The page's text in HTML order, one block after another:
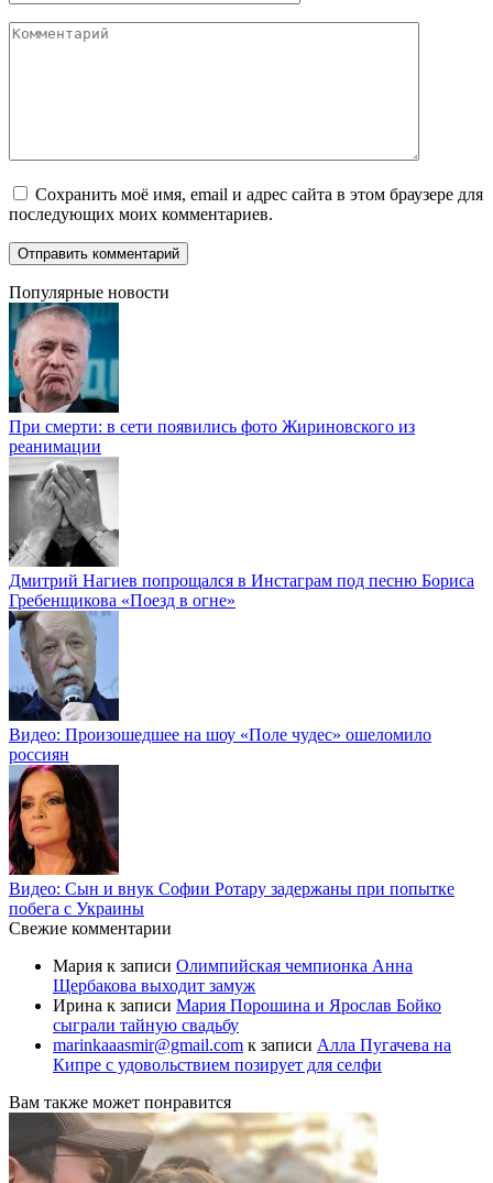
Комментарий
Сохранить моё имя, email и адрес сайта в этом браузере для
последующих моих комментариев.
Популярные новости
При смерти: в сети появились фото Жириновского из
реанимации
Дмитрий Нагиев попрощался в Инстаграм под песню Бориса
Гребенщикова «Поезд в огне»
Видео: Произошедшее на шоу «Поле чудес» ошеломило
россиян
Видео: Сын и внук Софии Ротару задержаны при попытке
побега с Украины
Свежие комментарии
Мария к записи Олимпийская чемпионка Анна
Щербакова выходит замуж
Ирина к записи Мария Порошина и Ярослав Бойко
сыграли тайную свадьбу
marinkaaasmir@gmail.com к записи Алла Пугачева на
Кипре с удовольствием позирует для селфи
Вам также может понравится